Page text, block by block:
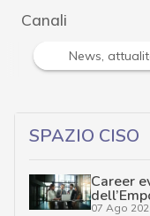
Canali
Attacchi
SPAZIO CISO
Career
07 Ago